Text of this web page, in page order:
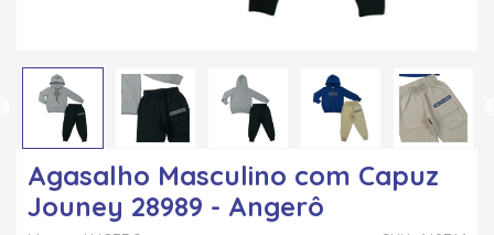
Agasalho Masculino com Capuz
Jouney 28989 - Angerô